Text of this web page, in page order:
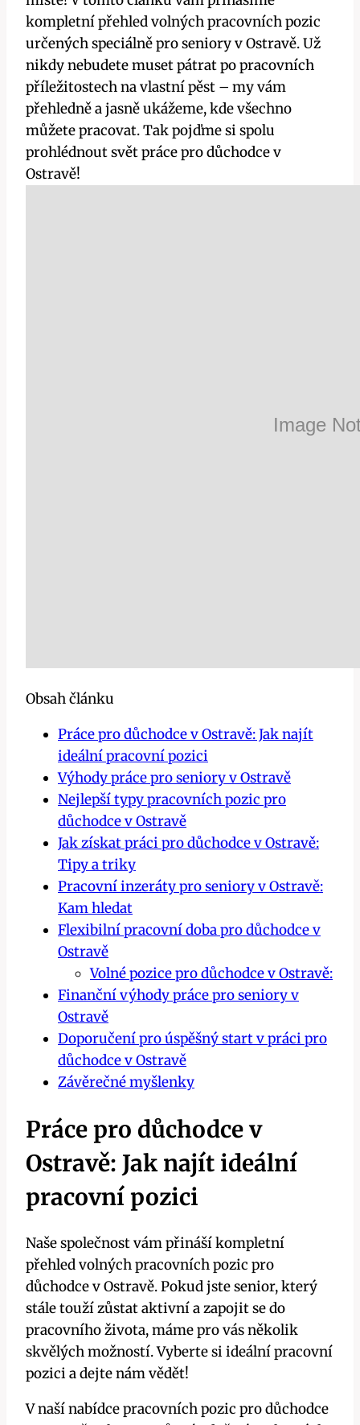
kompletní přehled volných pracovních pozic
určených speciálně pro seniory v Ostravě. Už
nikdy nebudete muset pátrat po pracovních
příležitostech na vlastní pěst – my vám
přehledně a jasně ukážeme, kde všechno
můžete pracovat. Tak pojďme si spolu
prohlédnout svět práce pro důchodce v
Ostravě!
Obsah článku
Práce pro důchodce v Ostravě: Jak najít
ideální pracovní pozici
Výhody práce pro seniory v Ostravě
Nejlepší typy pracovních pozic pro
důchodce v Ostravě
Jak získat práci pro důchodce v Ostravě:
Tipy a triky
Pracovní inzeráty pro seniory v Ostravě:
Kam hledat
Flexibilní pracovní doba pro důchodce v
Ostravě
Volné pozice pro důchodce v Ostravě:
Finanční výhody práce pro seniory v
Ostravě
Doporučení pro úspěšný start v práci pro
důchodce v Ostravě
Závěrečné myšlenky
Práce pro důchodce v
Ostravě: Jak najít ideální
pracovní pozici
Naše společnost vám přináší kompletní
přehled volných pracovních pozic pro
důchodce v Ostravě. Pokud jste senior, který
stále touží zůstat aktivní a zapojit se do
pracovního života, máme pro vás několik
skvělých možností. Vyberte si ideální pracovní
pozici a dejte nám vědět!
V naší nabídce pracovních pozic pro důchodce